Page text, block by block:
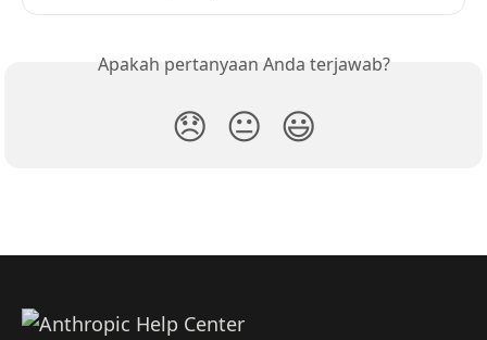
Apakah pertanyaan Anda terjawab?
😞 😐 😃